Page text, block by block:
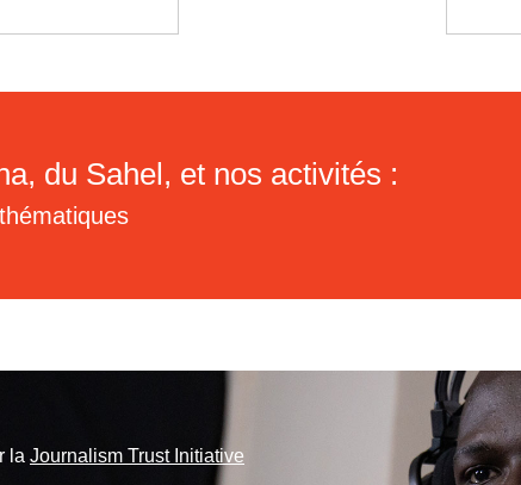
du Sahel, et nos activités :
la Journalism Trust Initiative